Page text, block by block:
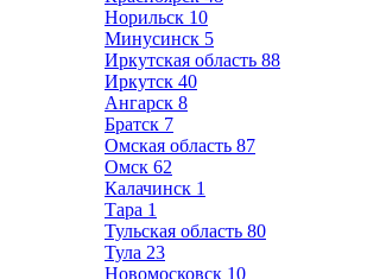
Норильск 10
Минусинск 5
Иркутская область 88
Иркутск 40
Ангарск 8
Братск 7
Омская область 87
Омск 62
Калачинск 1
Тара 1
Тульская область 80
Тула 23
Новомосковск 10